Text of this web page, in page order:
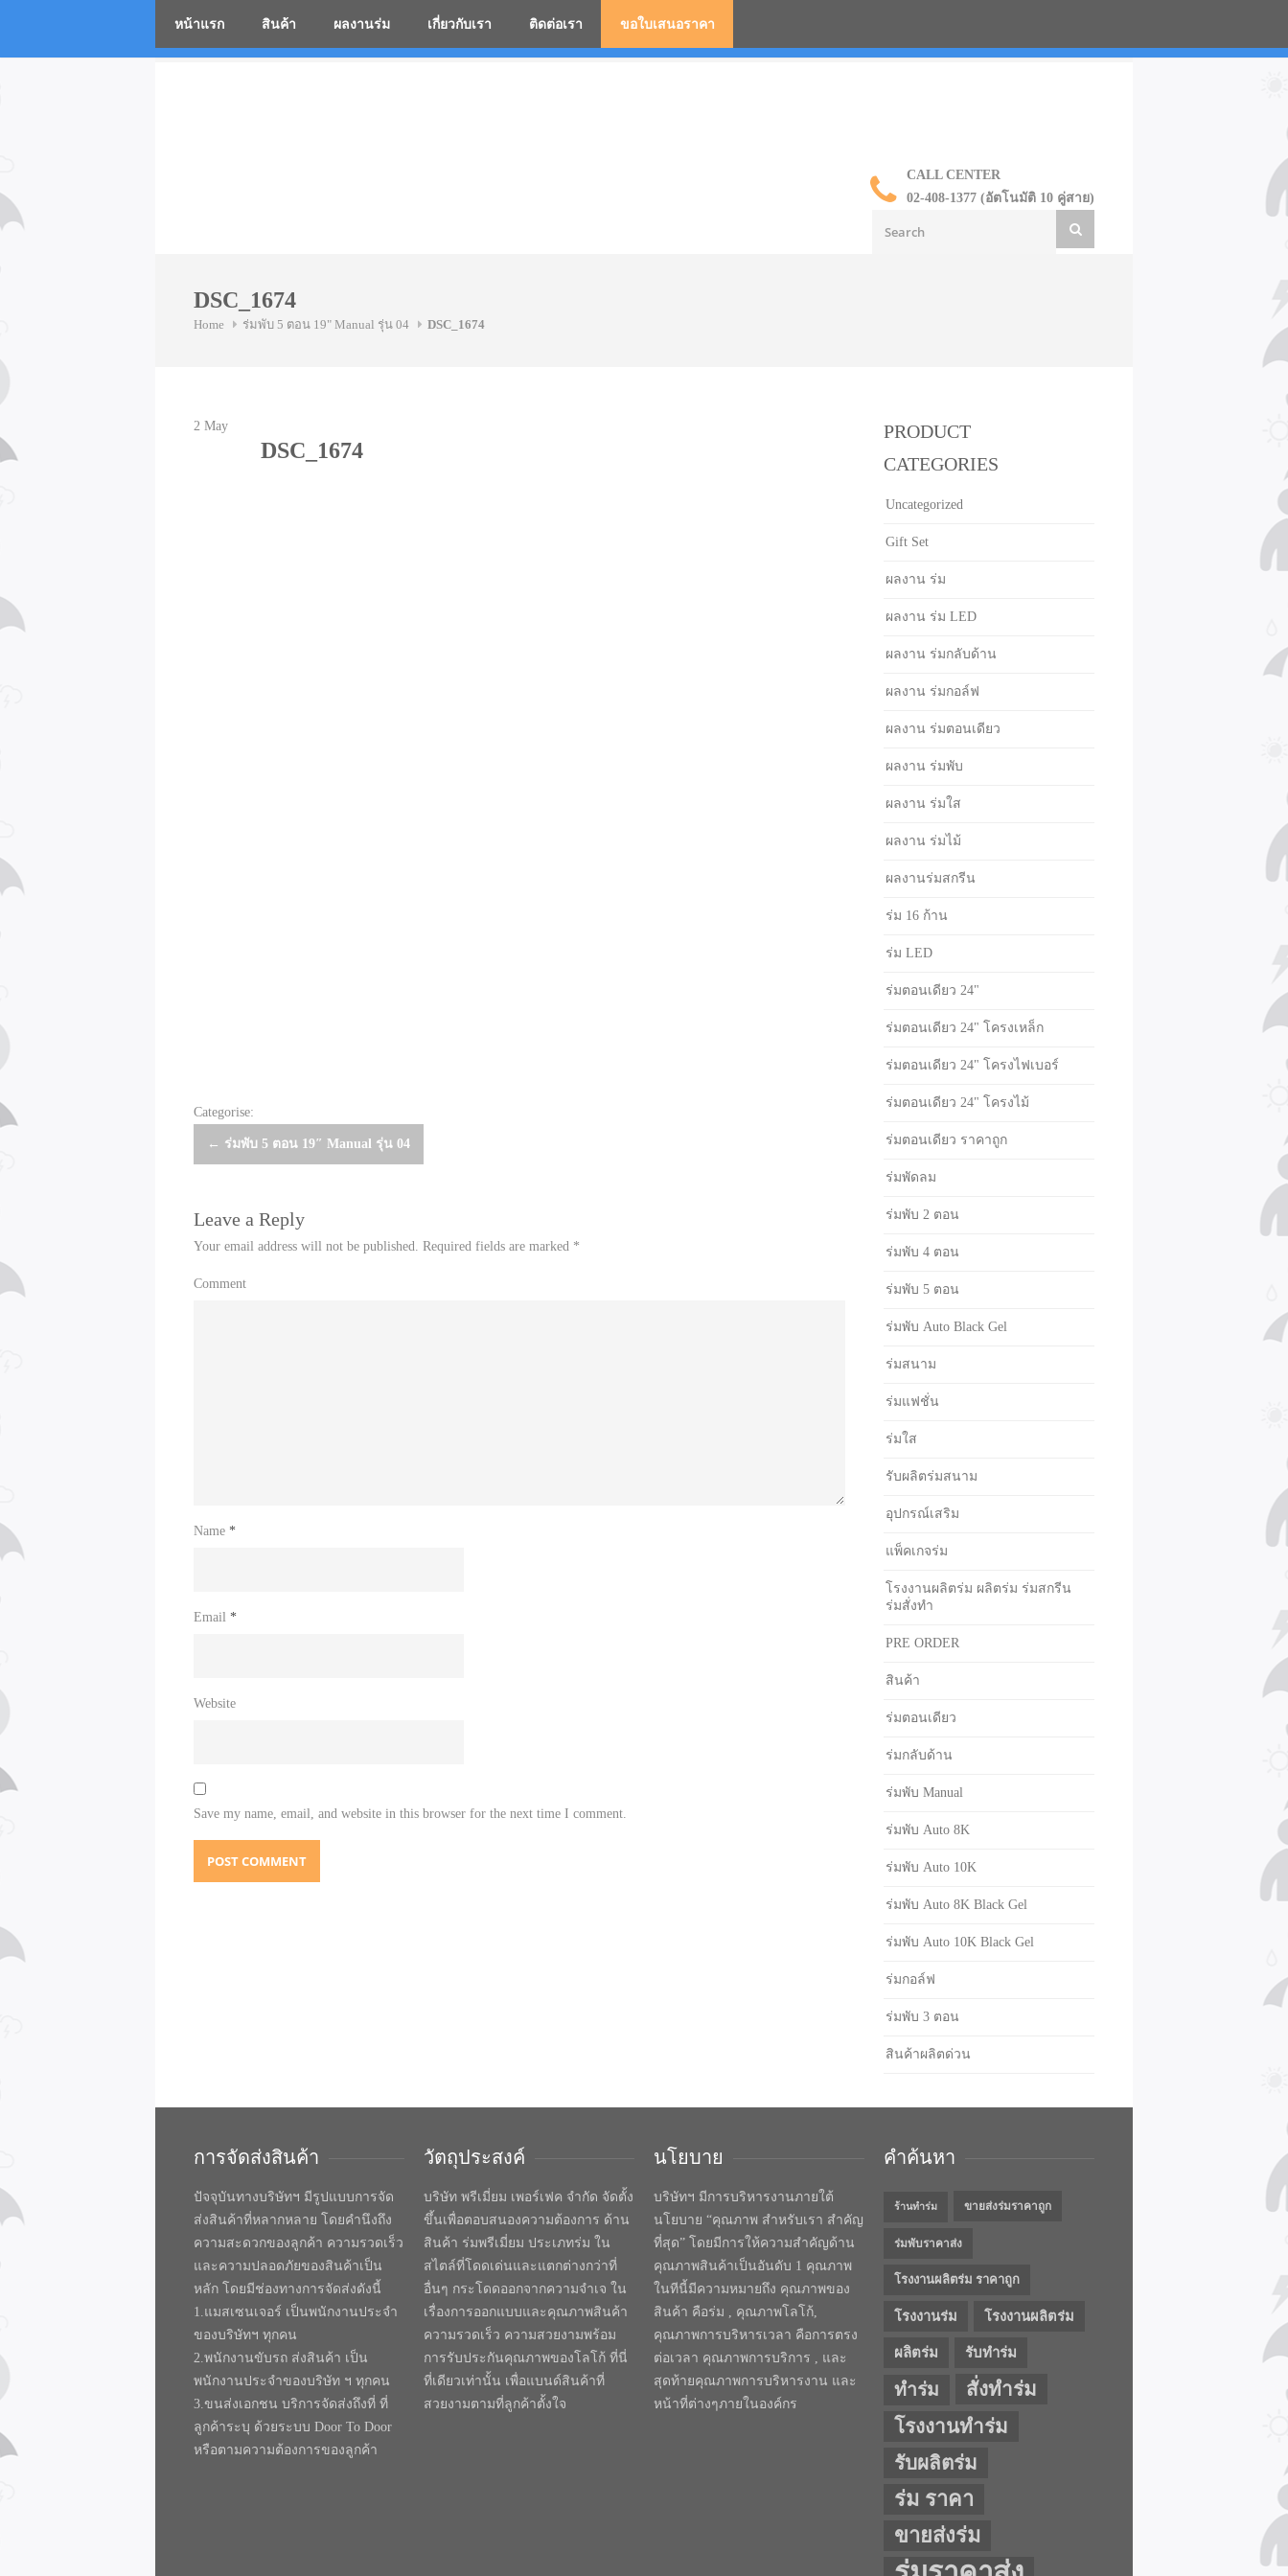
CALL CENTER
02-408-1377 (อัตโนมัติ 10 คู่สาย)
หน้าแรก สินค้า ผลงานร่ม เกี่ยวกับเรา ติดต่อเรา ขอใบเสนอราคา
DSC_1674
Home ร่มพับ 5 ตอน 19" Manual รุ่น 04 DSC_1674
2 May
DSC_1674
Categorise:
Post
← ร่มพับ 5 ตอน 19″ Manual รุ่น 04
Leave a Reply
Your email address will not be published. Required fields are marked *
Comment
Name *
Email *
Website
Save my name, email, and website in this browser for the next time I comment.
PRODUCT
CATEGORIES
Uncategorized
Gift Set
ผลงาน ร่ม
ผลงาน ร่ม LED
ผลงาน ร่มกลับด้าน
ผลงาน ร่มกอล์ฟ
ผลงาน ร่มตอนเดียว
ผลงาน ร่มพับ
ผลงาน ร่มใส
ผลงาน ร่มไม้
ผลงานร่มสกรีน
ร่ม 16 ก้าน
ร่ม LED
ร่มตอนเดียว 24"
ร่มตอนเดียว 24" โครงเหล็ก
ร่มตอนเดียว 24" โครงไฟเบอร์
ร่มตอนเดียว 24" โครงไม้
ร่มตอนเดียว ราคาถูก
ร่มพัดลม
ร่มพับ 2 ตอน
ร่มพับ 4 ตอน
ร่มพับ 5 ตอน
ร่มพับ Auto Black Gel
ร่มสนาม
ร่มแฟชั่น
ร่มใส
รับผลิตร่มสนาม
อุปกรณ์เสริม
แพ็คเกจร่ม
โรงงานผลิตร่ม ผลิตร่ม ร่มสกรีน
ร่มสั่งทำ
PRE ORDER
สินค้า
ร่มตอนเดียว
ร่มกลับด้าน
ร่มพับ Manual
ร่มพับ Auto 8K
ร่มพับ Auto 10K
ร่มพับ Auto 8K Black Gel
ร่มพับ Auto 10K Black Gel
ร่มกอล์ฟ
ร่มพับ 3 ตอน
สินค้าผลิตด่วน
การจัดส่งสินค้า
ปัจจุบันทางบริษัทฯ มีรูปแบบการจัด
ส่งสินค้าที่หลากหลาย โดยคำนึงถึง
ความสะดวกของลูกค้า ความรวดเร็ว
และความปลอดภัยของสินค้าเป็น
หลัก โดยมีช่องทางการจัดส่งดังนี้
1.แมสเซนเจอร์ เป็นพนักงานประจำ
ของบริษัทฯ ทุกคน
2.พนักงานขับรถ ส่งสินค้า เป็น
พนักงานประจำของบริษัท ฯ ทุกคน
3.ขนส่งเอกชน บริการจัดส่งถึงที่ ที่
ลูกค้าระบุ ด้วยระบบ Door To Door
หรือตามความต้องการของลูกค้า
วัตถุประสงค์
บริษัท พรีเมี่ยม เพอร์เฟค จำกัด จัดตั้ง
ขึ้นเพื่อตอบสนองความต้องการ ด้าน
สินค้า ร่มพรีเมี่ยม ประเภทร่ม ใน
สไตล์ที่โดดเด่นและแตกต่างกว่าที่
อื่นๆ กระโดดออกจากความจำเจ ใน
เรื่องการออกแบบและคุณภาพสินค้า
ความรวดเร็ว ความสวยงามพร้อม
การรับประกันคุณภาพของโลโก้ ที่นี่
ที่เดียวเท่านั้น เพื่อแบนด์สินค้าที่
สวยงามตามที่ลูกค้าตั้งใจ
นโยบาย
บริษัทฯ มีการบริหารงานภายใต้
นโยบาย “คุณภาพ สำหรับเรา สำคัญ
ที่สุด” โดยมีการให้ความสำคัญด้าน
คุณภาพสินค้าเป็นอันดับ 1 คุณภาพ
ในทีนี้มีความหมายถึง คุณภาพของ
สินค้า คือร่ม , คุณภาพโลโก้,
คุณภาพการบริหารเวลา คือการตรง
ต่อเวลา คุณภาพการบริการ , และ
สุดท้ายคุณภาพการบริหารงาน และ
หน้าที่ต่างๆภายในองค์กร
คำค้นหา
ร้านทำร่ม ขายส่งร่มราคาถูก
ร่มพับราคาส่ง
โรงงานผลิตร่ม ราคาถูก
โรงงานร่ม โรงงานผลิตร่ม
ผลิตร่ม รับทำร่ม
ทำร่ม
สั่งทำร่ม
โรงงานทำร่ม
รับผลิตร่ม
ร่ม ราคา
ขายส่งร่ม
โรงงานร่มสกรีนโลโก้ ร่มพรีเมี่ยม ร่มตอนเดียว ร่มกอล์ฟ ร่มกลับด้าน ราคาส่ง